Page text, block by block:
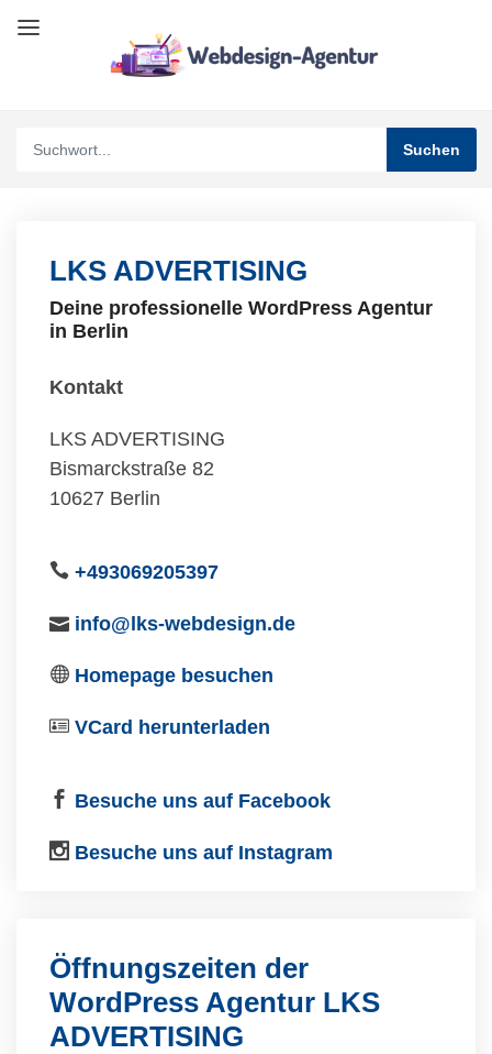
LKS ADVERTISING
Deine professionelle WordPress Agentur
in Berlin
Kontakt
LKS ADVERTISING
Bismarckstraße 82
10627 Berlin
+493069205397
info@lks-webdesign.de
Homepage besuchen
VCard herunterladen
Besuche uns auf Facebook
Besuche uns auf Instagram
Öffnungszeiten der
WordPress Agentur LKS
ADVERTISING